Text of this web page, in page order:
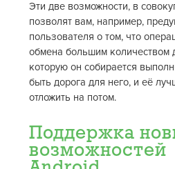
Эти две возможности, в
позволят вам, например,
пользователя о том, что
обмена большим количеством
которую он собирается
быть дорога для него, и её
отложить на потом.
Поддержка
возможностей